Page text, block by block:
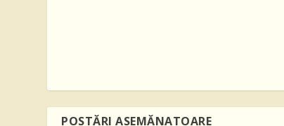
POSTĂRI ASEMĂNATOARE